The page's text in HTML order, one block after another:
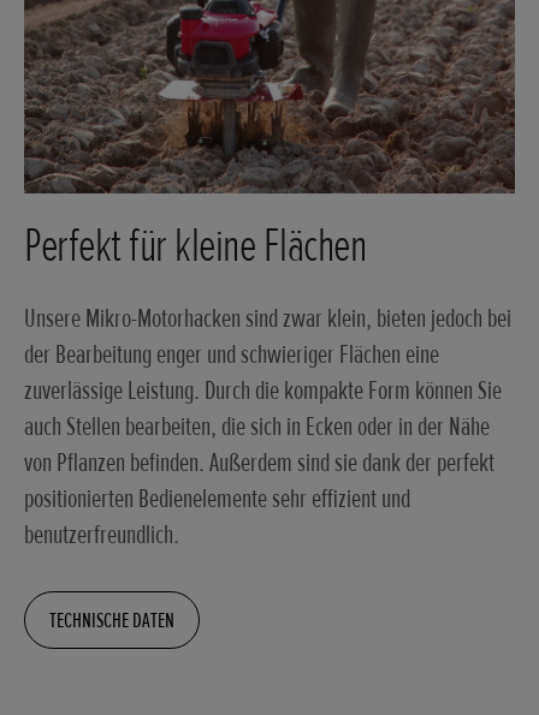
Perfekt für kleine Flächen
Unsere Mikro-Motorhacken sind zwar klein, bieten jedoch bei
der Bearbeitung enger und schwieriger Flächen eine
zuverlässige Leistung. Durch die kompakte Form können Sie
auch Stellen bearbeiten, die sich in Ecken oder in der Nähe
von Pflanzen befinden. Außerdem sind sie dank der perfekt
positionierten Bedienelemente sehr effizient und
benutzerfreundlich.
TECHNISCHE DATEN